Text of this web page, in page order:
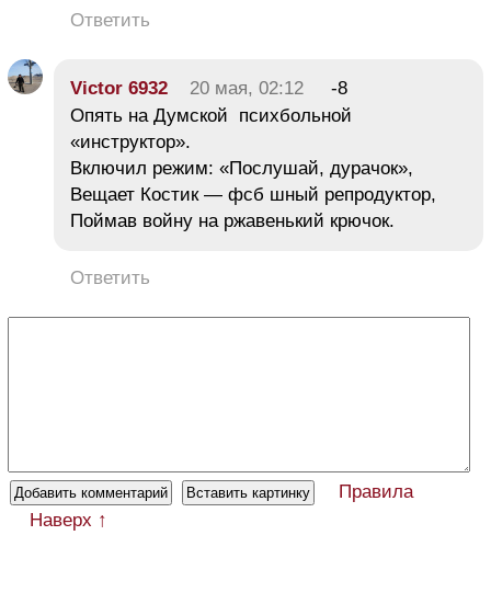
Ответить
Victor 6932 20 мая, 02:12
-8
Опять на Думской психбольной
«инструктор».
Включил режим: «Послушай, дурачок»,
Вещает Костик — фсб шный репродуктор,
Поймав войну на ржавенький крючок.
Ответить
Правила
Наверх ↑